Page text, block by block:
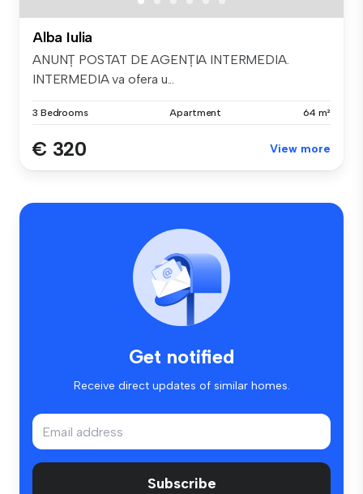
Alba Iulia
ANUNȚ POSTAT DE AGENȚIA INTERMEDIA.
INTERMEDIA va ofera u...
3 Bedrooms Apartment 64 m²
€ 320 View more
Get notified
Receive direct updates of similar homes.
Subscribe